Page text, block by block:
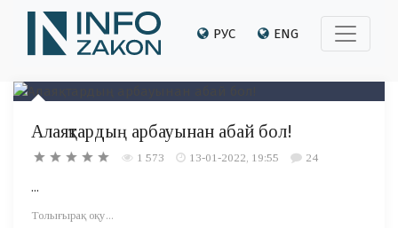
РУС ENG
Алаяқтардың арбауынан абай бол!
1 573 13-01-2022, 19:55 24
...
Толығырақ оқу...